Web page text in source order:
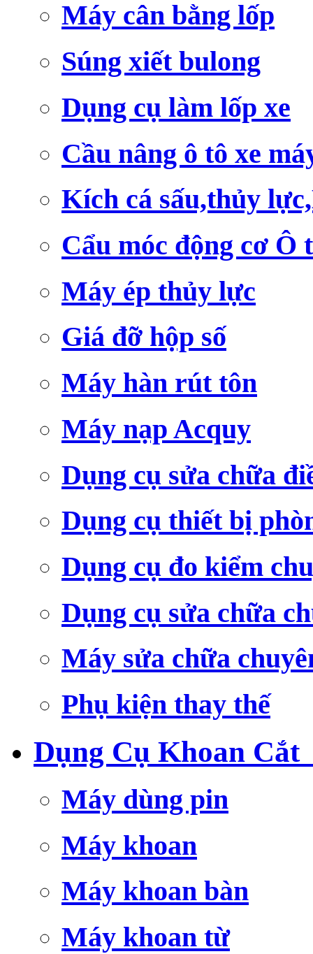
Máy cân bằng lốp
Súng xiết bulong
Dụng cụ làm lốp xe
Cầu nâng ô tô xe
Kích cá sấu,thủy
Cẩu móc động cơ Ô
Máy ép thủy lực
Giá đỡ hộp số
Máy hàn rút tôn
Máy nạp Acquy
Dụng cụ sửa chữa
Dụng cụ thiết bị
Dụng cụ đo kiểm
Dụng cụ sửa chữa
Máy sửa chữa
Phụ kiện thay thế
Dụng Cụ Khoan Cắt
Máy dùng pin
Máy khoan
Máy khoan bàn
Máy khoan từ